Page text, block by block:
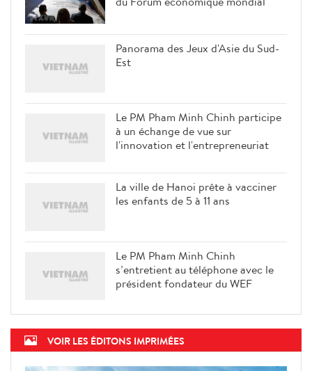
Panorama des Jeux d'Asie du Sud-
Est
Le PM Pham Minh Chinh participe
à un échange de vue sur
l'innovation et l'entrepreneuriat
La ville de Hanoi prête à vacciner
les enfants de 5 à 11 ans
Le PM Pham Minh Chinh
s’entretient au téléphone avec le
président fondateur du WEF
VOIR LES ÉDITONS IMPRIMÉES